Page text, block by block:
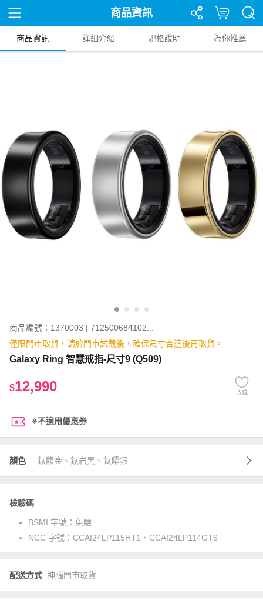
商品資訊
商品資訊 詳細介紹 規格說明 為你推薦
商品編號：1370003 | 712500684102...
僅限門市取貨，請於門市試戴後，確保尺寸合適後再取貨。
Galaxy Ring 智慧戒指-尺寸9 (Q509)
$12,990 收藏
※不適用優惠券
顏色 鈦馥金、鈦岩黑、鈦曜銀
檢驗碼
BSMI 字號： 免驗
NCC 字號： CCAI24LP115HT1、CCAI24LP114GT6
配送方式 神腦門市取貨